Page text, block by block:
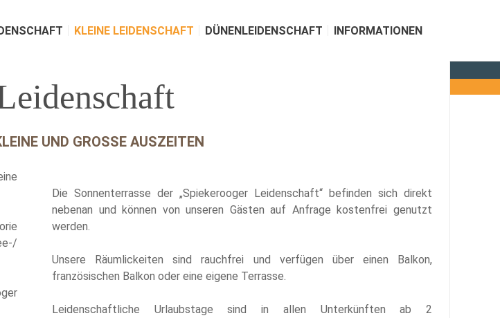
KLEINE LEIDENSCHAFT DÜNENLEIDENSCHAFT INFORMATIONEN
UND GROSSE AUSZEITEN
Die Sonnenterrasse der „Spiekerooger Leidenschaft“ befinden sich direkt
nebenan und können von unseren Gästen auf Anfrage kostenfrei genutzt
werden.
Unsere Räumlickeiten sind rauchfrei und verfügen über einen Balkon,
französischen Balkon oder eine eigene Terrasse.
Leidenschaftliche Urlaubstage sind in allen Unterkünften ab 2